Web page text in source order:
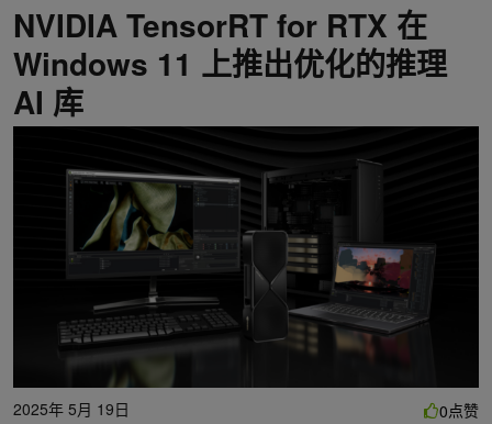
NVIDIA TensorRT for RTX 在
Windows 11 上推出优化的推理
AI 库
2025年 5月 19日
0点赞